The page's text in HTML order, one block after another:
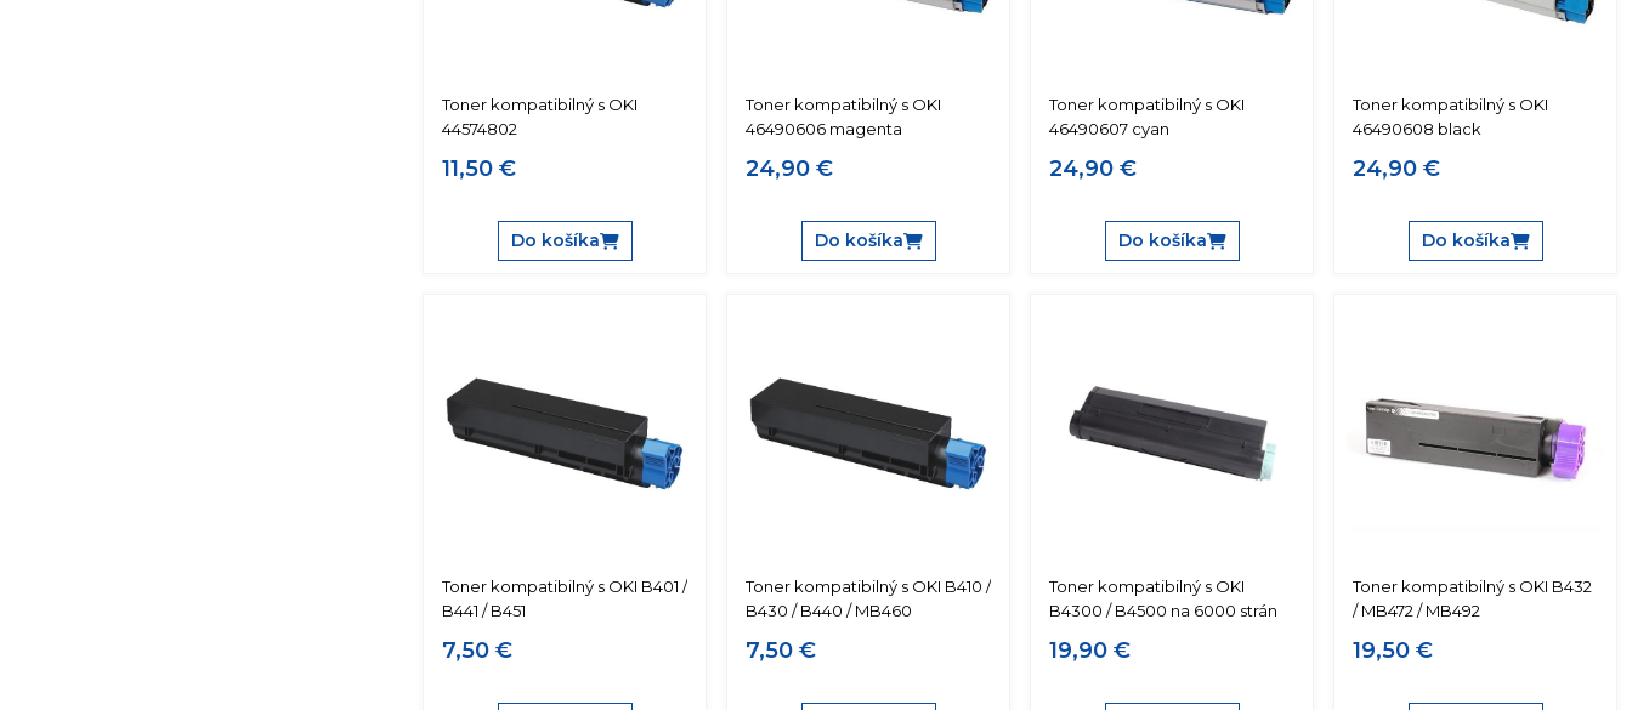
Toner kompatibilný s OKI
44574802
11,50 €
Do košíka
Toner kompatibilný s OKI
46490606 magenta
24,90 €
Do košíka
Toner kompatibilný s OKI
46490607 cyan
24,90 €
Do košíka
Toner kompatibilný s OKI
46490608 black
24,90 €
Do košíka
Toner kompatibilný s OKI B401 /
B441 / B451
7,50 €
Toner kompatibilný s OKI B410 /
B430 / B440 / MB460
7,50 €
Toner kompatibilný s OKI
B4300 / B4500 na 6000 strán
19,90 €
Toner kompatibilný s OKI B432
/ MB472 / MB492
19,50 €